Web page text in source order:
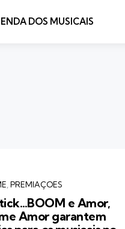
DOS MUSICAIS
PREMIAÇOES
e Amor,
Amor garantem